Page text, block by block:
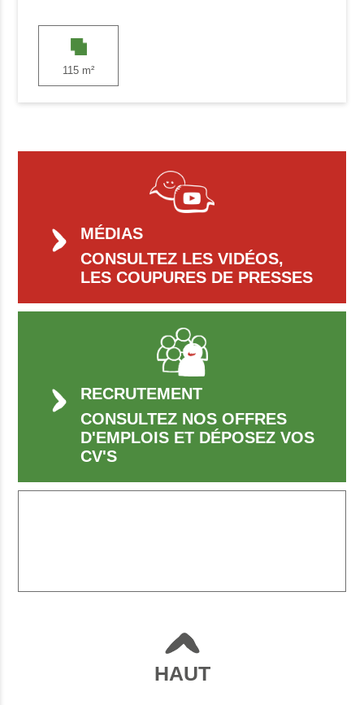
115 m²
MÉDIAS
CONSULTEZ LES VIDÉOS,
LES COUPURES DE PRESSES
RECRUTEMENT
CONSULTEZ NOS OFFRES
D'EMPLOIS ET DÉPOSEZ VOS
CV'S
HAUT